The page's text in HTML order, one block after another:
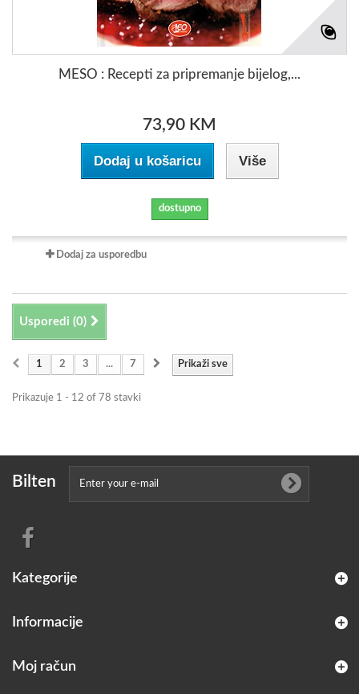
MESO : Recepti za pripremanje bijelog,...
73,90 KM
Dodaj u košaricu Više
dostupno
Dodaj za usporedbu
Usporedi (0)
Prikaži sve
1 2 3 ... 7
Prikazuje 1 - 12 of 78 stavki
Bilten
Kategorije
Informacije
Moj račun